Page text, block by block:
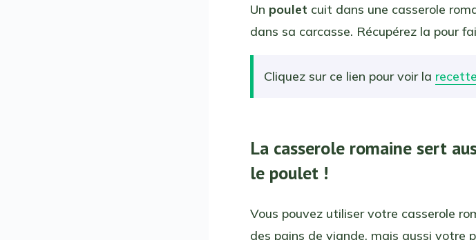
Un poulet cuit dans une casserole
dans sa carcasse. Récupérez la pour
Cliquez sur ce lien pour voir la
La casserole romaine sert
le poulet !
Vous pouvez utiliser votre casserole
des pains de viande, mais aussi votre